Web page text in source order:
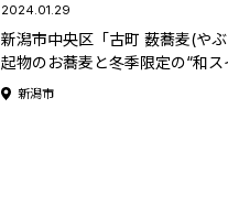
2024.01.29
新潟市中央区「古町 薮蕎麦(や
起物のお蕎麦と冬季限定の“和ス
しもう♪
新潟市